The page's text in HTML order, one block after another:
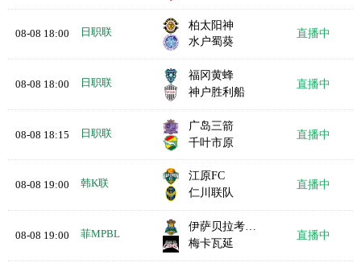
08-08 18:00 日职联
柏太阳神
水户蜀葵
直播中
08-08 18:00 日职联
福冈黄蜂
神户胜利船
直播中
08-08 18:15 日职联
广岛三箭
千叶市原
直播中
08-08 19:00 韩K联
江原FC
仁川联队
直播中
08-08 19:00 菲MPBL
伊萨贝拉考博伊斯
梅卡瓦延
直播中